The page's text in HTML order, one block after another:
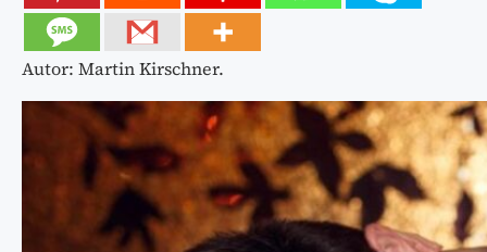
Autor: Martin Kirschner.